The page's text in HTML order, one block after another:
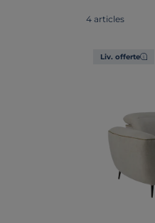
4 articles
Liv. offerte